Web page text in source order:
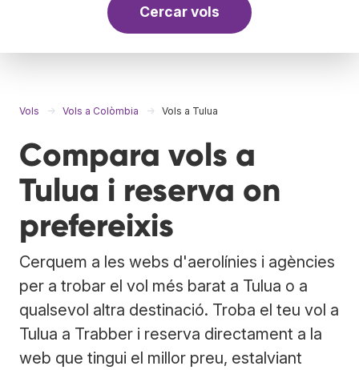
Cercar vols
Vols Vols a Colòmbia Vols a Tulua
Compara vols a
Tulua i reserva on
prefereixis
Cerquem a les webs d'aerolínies i agències
per a trobar el vol més barat a Tulua o a
qualsevol altra destinació. Troba el teu vol a
Tulua a Trabber i reserva directament a la
web que tingui el millor preu, estalviant